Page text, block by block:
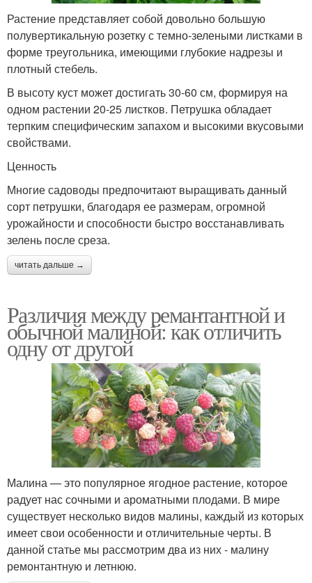
Растение представляет собой довольно большую
полувертикальную розетку с темно-зелеными листками в
форме треугольника, имеющими глубокие надрезы и
плотный стебель.
В высоту куст может достигать 30-60 см, формируя на
одном растении 20-25 листков. Петрушка обладает
терпким специфическим запахом и высокими вкусовыми
свойствами.
Ценность
Многие садоводы предпочитают выращивать данный
сорт петрушки, благодаря ее размерам, огромной
урожайности и способности быстро восстанавливать
зелень после среза.
читать дальше →
Различия между ремантантной и
обычной малиной: как отличить
одну от другой
Малина — это популярное ягодное растение, которое
радует нас сочными и ароматными плодами. В мире
существует несколько видов малины, каждый из которых
имеет свои особенности и отличительные черты. В
данной статье мы рассмотрим два из них - малину
ремонтантную и летнюю.